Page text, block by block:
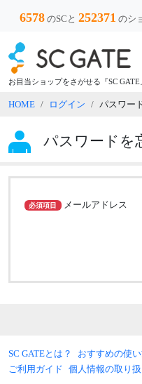
6578 のSCと 252371 のシ
お目当ショップをさがせる『SC GATE
HOME ログイン パスワー
パスワードを
必須項目 メールアドレス
SC GATEとは？ おすすめの使
ご利用ガイド 個人情報の取り